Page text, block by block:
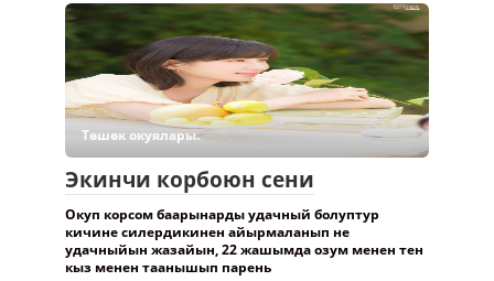
Төшөк окуялары.
Экинчи корбоюн сени
Окуп корсом баарынарды удачный болуптур
кичине силердикинен айырмаланып не
удачныйын жазайын, 22 жашымда озум менен тен
кыз менен таанышып парень